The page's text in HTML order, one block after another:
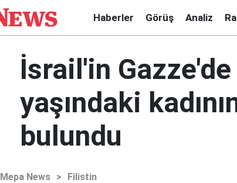
Haberler Görüş Analiz
İsrail'in
yaşındaki
bulundu
Mepa News > Filistin